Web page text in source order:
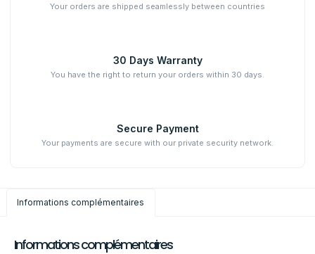
Your orders are shipped seamlessly between countries
30 Days Warranty
You have the right to return your orders within 30 days.
Secure Payment
Your payments are secure with our private security network.
Informations complémentaires
Informations complémentaires